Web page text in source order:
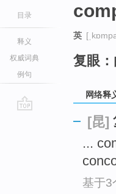
目录
释义
权威词典
例句
英
复眼
网络释
[昆]
...
基于3